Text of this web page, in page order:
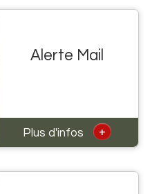
Alerte Mail
Plus d'infos +